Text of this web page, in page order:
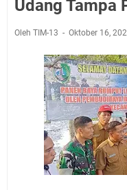
Udang Tampa
Oleh TIM-13 Oktober 16,